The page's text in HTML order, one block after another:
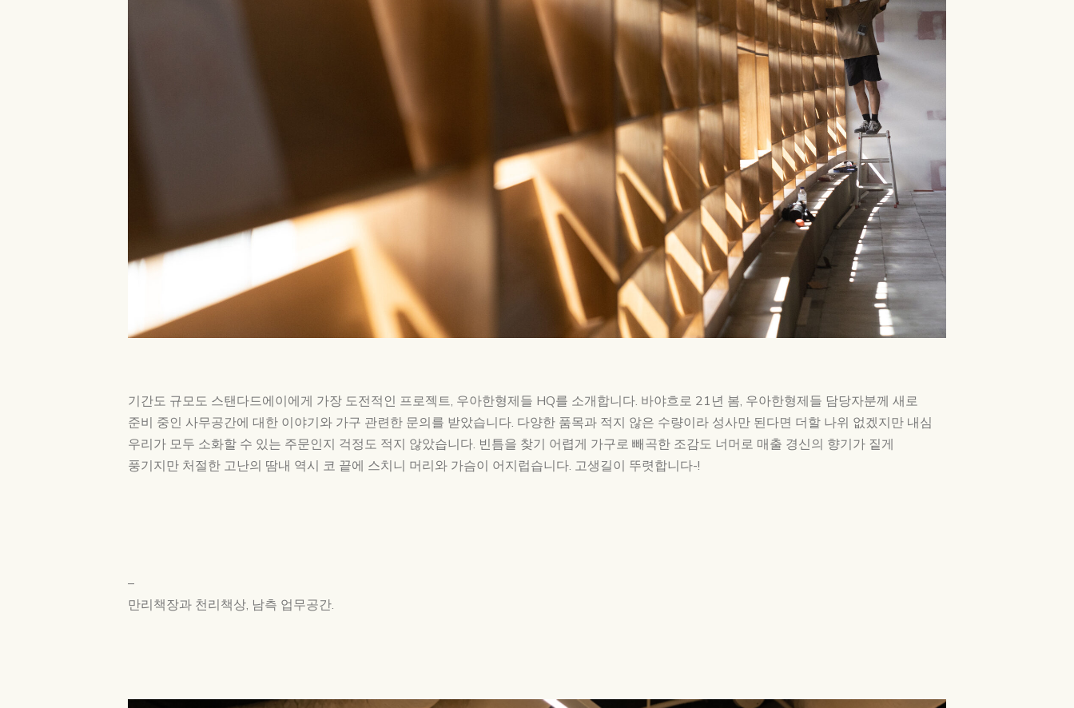
기간도 규모도 스탠다드에이에게 가장 도전적인 프로젝트, 우아한형제들 HQ를 소개합니다. 바야흐로 21년 봄, 우아한형제들 담당자분께 새로
준비 중인 사무공간에 대한 이야기와 가구 관련한 문의를 받았습니다. 다양한 품목과 적지 않은 수량이라 성사만 된다면 더할 나위 없겠지만 내심
우리가 모두 소화할 수 있는 주문인지 걱정도 적지 않았습니다. 빈틈을 찾기 어렵게 가구로 빼곡한 조감도 너머로 매출 경신의 향기가 짙게
풍기지만 처절한 고난의 땀내 역시 코 끝에 스치니 머리와 가슴이 어지럽습니다. 고생길이 뚜렷합니다-!
–
만리책장과 천리책상, 남측 업무공간.